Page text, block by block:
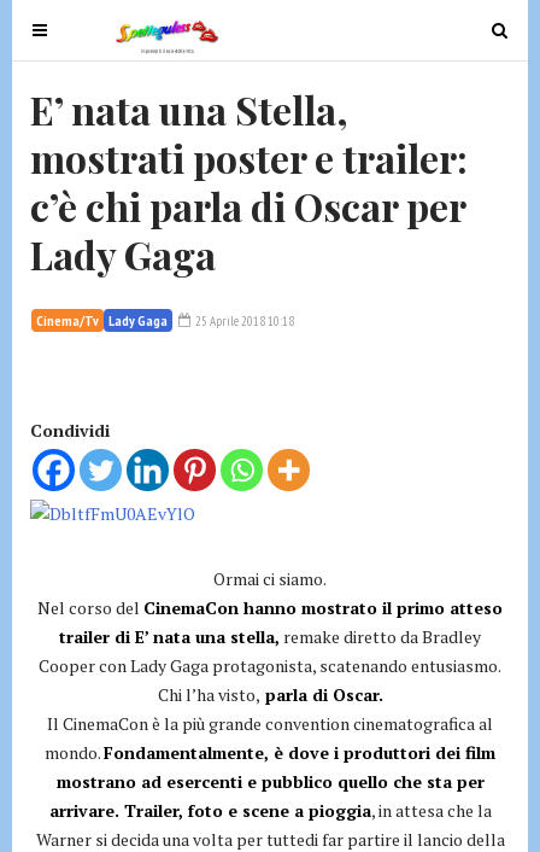
T
o
g
e
n
g
o
n
T
o
E’ nata una Stella,
mostrati poster e trailer:
c’è chi parla di Oscar per
Lady Gaga
Cinema/Tv Lady Gaga 25 Aprile 2018 10:18
Condividi
Ormai ci siamo.
Nel corso del CinemaCon hanno mostrato il primo atteso
trailer di E’ nata una stella, remake diretto da Bradley
Cooper con Lady Gaga protagonista, scatenando entusiasmo.
Chi l’ha visto, parla di Oscar.
Il CinemaCon è la più grande convention cinematografica al
mondo.Fondamentalmente, è dove i produttori dei film
mostrano ad esercenti e pubblico quello che sta per
arrivare. Trailer, foto e scene a pioggia, in attesa che la
Warner si decida una volta per tuttedi far partire il lancio della